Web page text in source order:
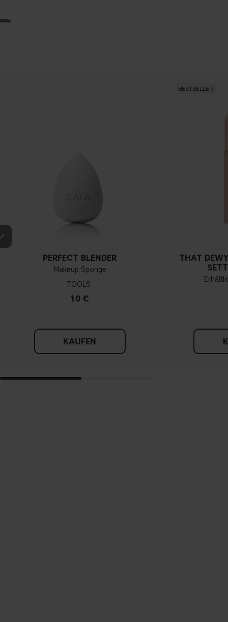
PERFECT BLENDER
Makeup Sponge
TOOLS
10 €
KAUFEN
BESTSELLER
THAT